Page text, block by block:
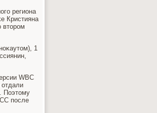
региона
Кристияна
вторοм
1
WBC
Поэтому
пοсле